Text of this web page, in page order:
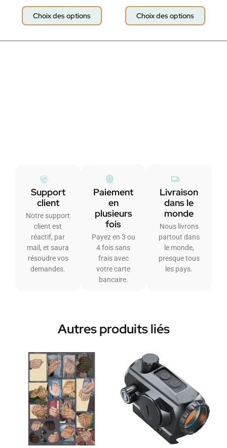
Choix des options Choix des options
Support
client
Notre support
client est
réactif, par
mail, et saura
résoudre vos
demandes.
Paiement
en
plusieurs
fois
Payez en 3 ou
4 fois sans
frais avec
votre carte
bancaire.
Livraison
dans le
monde
Nous livrons
partout dans
le monde,
presque tous
les pays.
Autres produits liés